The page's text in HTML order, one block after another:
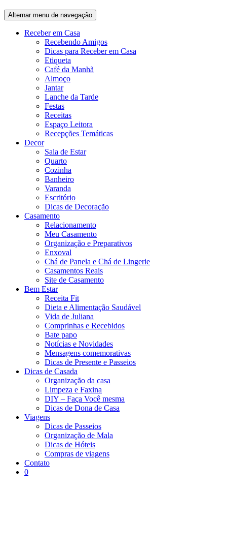
Alternar menu de navegação
Receber em Casa
Recebendo Amigos
Dicas para Receber em Casa
Etiqueta
Café da Manhã
Almoço
Jantar
Lanche da Tarde
Festas
Receitas
Espaço Leitora
Recepções Temáticas
Decor
Sala de Estar
Quarto
Cozinha
Banheiro
Varanda
Escritório
Dicas de Decoração
Casamento
Relacionamento
Meu Casamento
Organização e Preparativos
Enxoval
Chá de Panela e Chá de Lingerie
Casamentos Reais
Site de Casamento
Bem Estar
Receita Fit
Dieta e Alimentação Saudável
Vida de Juliana
Comprinhas e Recebidos
Bate papo
Notícias e Novidades
Mensagens comemorativas
Dicas de Presente e Passeios
Dicas de Casada
Organização da casa
Limpeza e Faxina
DIY – Faça Você mesma
Dicas de Dona de Casa
Viagens
Dicas de Passeios
Organização de Mala
Dicas de Hóteis
Compras de viagens
Contato
0